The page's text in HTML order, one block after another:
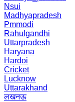
Nsui
Madhyapradesh
Pmmodi
Rahulgandhi
Uttarpradesh
Haryana
Hardoi
Cricket
Lucknow
Uttarakhand
लखनऊ